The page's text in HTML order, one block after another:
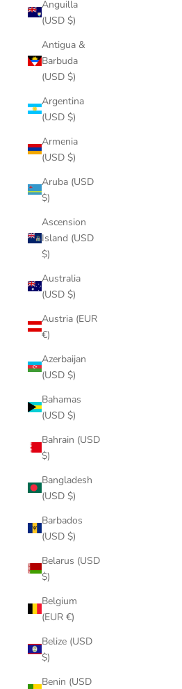
Anguilla
(USD $)
Antigua &
Barbuda
(USD $)
Argentina
(USD $)
Armenia
(USD $)
Aruba (USD
$)
Ascension
Island (USD
$)
Australia
(USD $)
Austria (EUR
€)
Azerbaijan
(USD $)
Bahamas
(USD $)
Bahrain (USD
$)
Bangladesh
(USD $)
Barbados
(USD $)
Belarus (USD
$)
Belgium
(EUR €)
Belize (USD
$)
Benin (USD